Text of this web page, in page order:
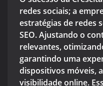
redes sociais; a
estratégias de redes
SEO. Ajustando o
relevantes,
garantindo uma
dispositivos móveis,
visibilidade online.